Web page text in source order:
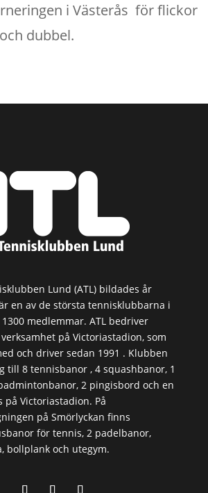
i Västerås för flickor
dubbel.
Lund (ATL) bildades år
en av de största tennisklubbarna i
medlemmar. ATL bedriver
på Victoriastadion, som
och driver sedan 1991 . Klubben
till 8 tennisbanor , 4 squashbanor, 1
2 pingisbord och en
på Victoriastadion. På
på Smörlyckan finns
för tennis, 2 padelbanor,
bollplank och utegym.